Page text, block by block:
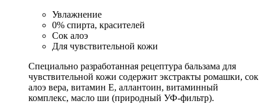
Увлажнение
0% спирта, красителей
Сок алоэ
Для чувствительной кожи
Специально разработанная рецептура бальзама для
чувствительной кожи содержит экстракты ромашки, сок
алоэ вера, витамин Е, аллантоин, витаминный
комплекс, масло ши (природный УФ-фильтр).